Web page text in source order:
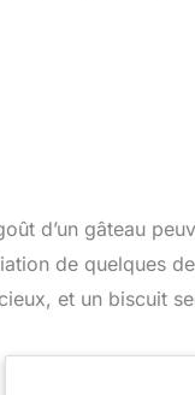
d’un gâteau
de quelques
et un biscuit